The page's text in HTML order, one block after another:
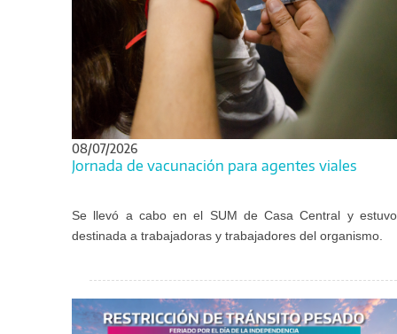
08/07/2026
Jornada de vacunación para agentes viales
Se llevó a cabo en el SUM de Casa Central y estuvo
destinada a trabajadoras y trabajadores del organismo.